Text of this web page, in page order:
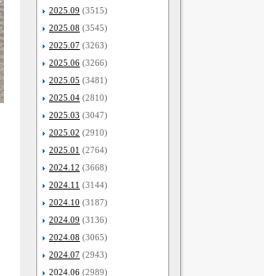
2025.09 (3515)
2025.08 (3545)
2025.07 (3263)
2025.06 (3266)
2025.05 (3481)
2025.04 (2810)
2025.03 (3047)
2025.02 (2910)
2025.01 (2764)
2024.12 (3668)
2024.11 (3144)
2024.10 (3187)
2024.09 (3136)
2024.08 (3065)
2024.07 (2943)
2024.06 (2989)